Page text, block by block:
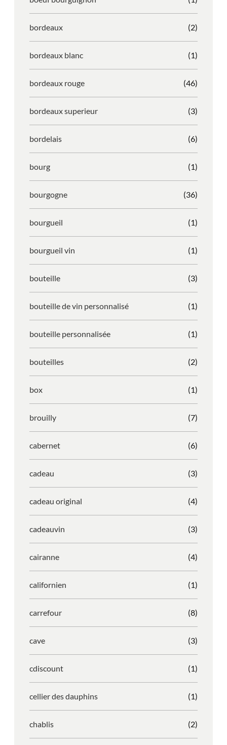
bordeaux (2)
bordeaux blanc (1)
bordeaux rouge (46)
bordeaux superieur (3)
bordelais (6)
bourg (1)
bourgogne (36)
bourgueil (1)
bourgueil vin (1)
bouteille (3)
bouteille de vin personnalisé (1)
bouteille personnalisée (1)
bouteilles (2)
box (1)
brouilly (7)
cabernet (6)
cadeau (3)
cadeau original (4)
cadeauvin (3)
cairanne (4)
californien (1)
carrefour (8)
cave (3)
cdiscount (1)
cellier des dauphins (1)
chablis (2)